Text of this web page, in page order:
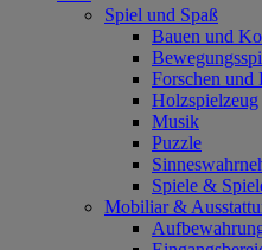
Spiel und Spaß
Bauen und
Forschen und
Holzspielzeug
Musik
Puzzle
Spiele &
Mobiliar &